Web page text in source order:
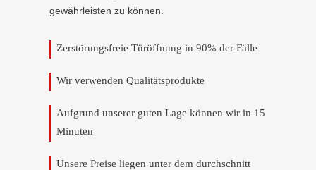
gewährleisten zu können.
Zerstörungsfreie Türöffnung in 90% der Fälle
Wir verwenden Qualitätsprodukte
Aufgrund unserer guten Lage können wir in 15
Minuten
Unsere Preise liegen unter dem durchschnitt